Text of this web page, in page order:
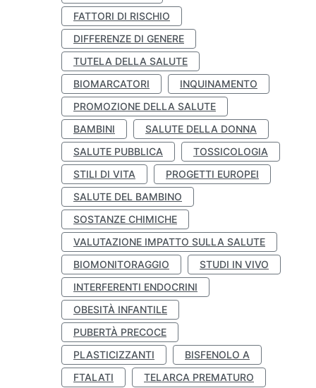
FATTORI DI RISCHIO
DIFFERENZE DI GENERE
TUTELA DELLA SALUTE
BIOMARCATORI
INQUINAMENTO
PROMOZIONE DELLA SALUTE
BAMBINI
SALUTE DELLA DONNA
SALUTE PUBBLICA
TOSSICOLOGIA
STILI DI VITA
PROGETTI EUROPEI
SALUTE DEL BAMBINO
SOSTANZE CHIMICHE
VALUTAZIONE IMPATTO SULLA SALUTE
BIOMONITORAGGIO
STUDI IN VIVO
INTERFERENTI ENDOCRINI
OBESITÀ INFANTILE
PUBERTÀ PRECOCE
PLASTICIZZANTI
BISFENOLO A
FTALATI
TELARCA PREMATURO